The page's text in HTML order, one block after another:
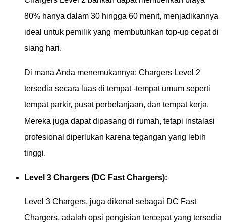
80% hanya dalam 30 hingga 60 menit, menjadikannya
ideal untuk pemilik yang membutuhkan top-up cepat di
siang hari.
Di mana Anda menemukannya: Chargers Level 2
tersedia secara luas di tempat -tempat umum seperti
tempat parkir, pusat perbelanjaan, dan tempat kerja.
Mereka juga dapat dipasang di rumah, tetapi instalasi
profesional diperlukan karena tegangan yang lebih
tinggi.
Level 3 Chargers (DC Fast Chargers):
Level 3 Chargers, juga dikenal sebagai DC Fast
Chargers, adalah opsi pengisian tercepat yang tersedia